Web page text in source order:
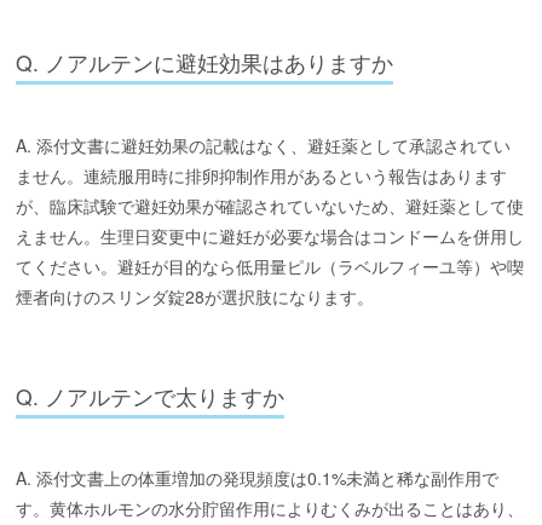
Q. ノアルテンに避妊効果はありますか
A. 添付文書に避妊効果の記載はなく、避妊薬として承認されてい
ません。連続服用時に排卵抑制作用があるという報告はあります
が、臨床試験で避妊効果が確認されていないため、避妊薬として使
えません。生理日変更中に避妊が必要な場合はコンドームを併用し
てください。避妊が目的なら低用量ピル（ラベルフィーユ等）や喫
煙者向けのスリンダ錠28が選択肢になります。
Q. ノアルテンで太りますか
A. 添付文書上の体重増加の発現頻度は0.1%未満と稀な副作用で
す。黄体ホルモンの水分貯留作用によりむくみが出ることはあり、